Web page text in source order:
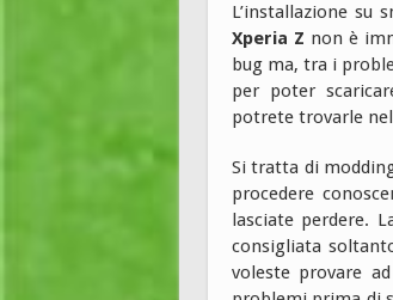
L’installazione su
Xperia Z non è
bug ma, tra i
per poter
potrete trovarle
Si tratta di
procedere
lasciate perdere.
consigliata
voleste provare